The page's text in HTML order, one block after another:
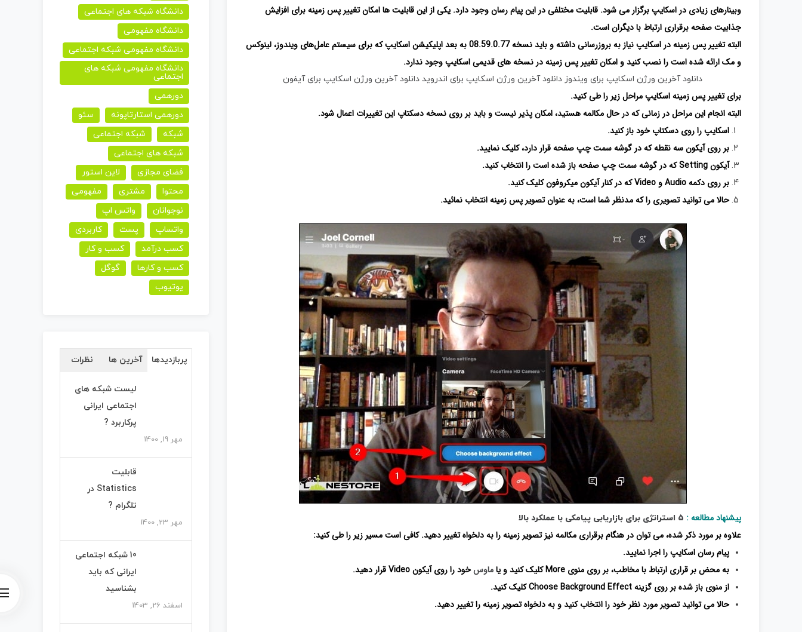
وبینارهای زیادی در اسکایپ برگزار می شود. قابلیت مختلفی در این پیام رسان وجود دارد. یکی از این قابلیت ها امکان تغییر پس زمینه برای افزایش
جذابیت صفحه برقراری ارتباط با دیگران است.
البته تغییر پس زمینه در اسکایپ نیاز به بروزرسانی داشته و باید نسخه 08.59.0.77 به بعد اپلیکیشن اسکایپ که برای سیستم ‌عامل‌های ویندوز، لینوکس
و مک ارائه شده است را نصب کنید و امکان تغییر پس زمینه در نسخه‌ های قدیمی اسکایپ وجود ندارد.
دانلود آخرین ورژن اسکایپ برای ویندوز دانلود آخرین ورژن اسکایپ برای اندروید دانلود آخرین ورژن اسکایپ برای آیفون
برای تغییر پس زمینه اسکایپ مراحل زیر را طی کنید.
البته انجام این مراحل در زمانی که در حال مکالمه هستید، امکان پذیر نیست و باید بر روی نسخه دسکتاپ این تغییرات اعمال شود.
اسکایپ را روی دسکتاپ خود باز کنید.
بر روی آیکون سه نقطه که در گوشه سمت چپ صفحه قرار دارد، کلیک نمایید.
آیکون Setting که در گوشه سمت چپ صفحه باز شده است را انتخاب کنید.
بر روی دکمه Audio و Video که در کنار آیکون میکروفون کلیک کنید.
حالا می توانید تصویری را که مدنظر شما است، به عنوان تصویر پس زمینه انتخاب نمائید.
پیشنهاد مطالعه : ۵ استراتژی برای بازاریابی پیامکی با عملکرد بالا
علاوه بر مورد ذکر شده، می توان در هنگام برقراری مکالمه نیز تصویر زمینه را به دلخواه تغییر دهید. کافی است مسیر زیر را طی کنید:
پیام رسان اسکایپ را اجرا نمایید.
به محض بر قراری ارتباط با مخاطب، بر روی منوی More کلیک کنید و یا
ماوسخود را روی آیکون Video قرار دهید.
از منوی باز شده بر روی گزینه Choose Background Effect کلیک کنید.
حالا می توانید تصویر مورد نظر خود را انتخاب کنید و به دلخواه تصویر زمینه را تغییر دهید.
دانشگاه شبکه های اجتماعی
دانشگاه مفهومی
دانشگاه مفهومی شبکه اجتماعی
دانشگاه مفهومی شبکه های
اجتماعی
دورهمی
دورهمی استارتاپونه
سئو
شبکه
شبکه اجتماعی
شبکه های اجتماعی
فضای مجازی
لاین استور
محتوا
مشتری
مفهومی
نوجوانان
واتس اپ
واتساپ
پست
کاربردی
کسب درآمد
کسب و کار
کسب و کارها
گوگل
یوتیوب
پربازدیدها آخرین ها نظرات
لیست شبکه های
اجتماعی ایرانی
پرکاربرد ?
مهر 19, 1400
قابلیت
Statistics در
تلگرام ?
مهر 23, 1400
10 شبکه اجتماعی
ایرانی که باید
بشناسید
اسفند 26, 1403